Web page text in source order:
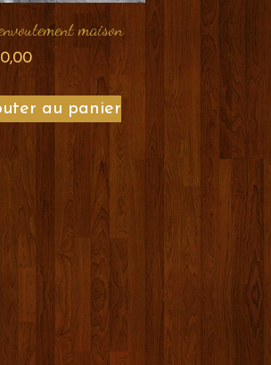
maison
au panier